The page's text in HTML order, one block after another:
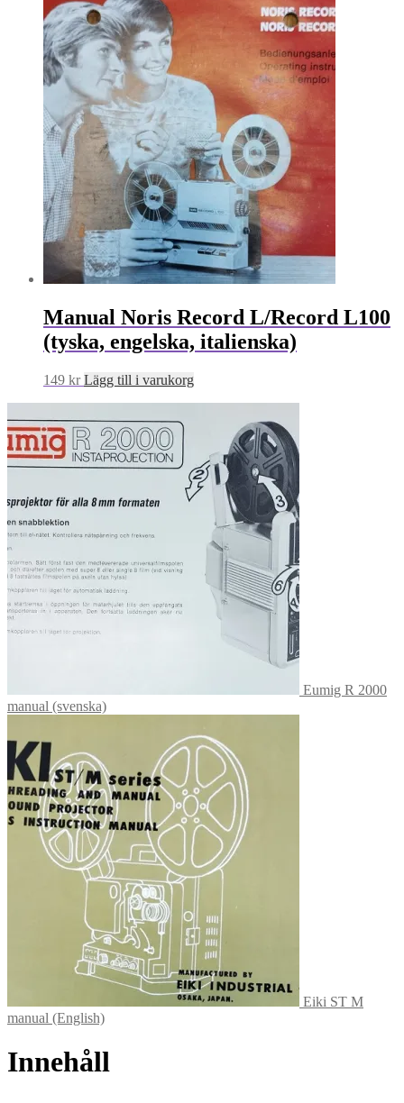
Manual Noris Record L/Record L100
(tyska, engelska, italienska)
149 kr Lägg till i varukorg
Eumig R 2000
manual (svenska)
Eiki ST M
manual (English)
Innehåll